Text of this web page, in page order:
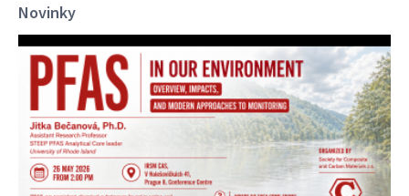
Novinky